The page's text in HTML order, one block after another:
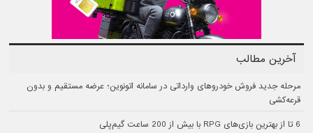
آخرین مطالب
مرحله جدید فروش خودروهای وارداتی در سامانه اتونوین؛ عرضه مستقیم و بدون
قرعه‌کشی
6 تا از بهترین بازی‌های RPG با بیش از 200 ساعت گیم‌پلی